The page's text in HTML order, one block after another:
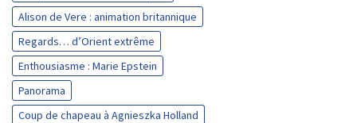
Alison de Vere : animation britannique
Regards… d’Orient extrême
Enthousiasme : Marie Epstein
Panorama
Coup de chapeau à Agnieszka Holland